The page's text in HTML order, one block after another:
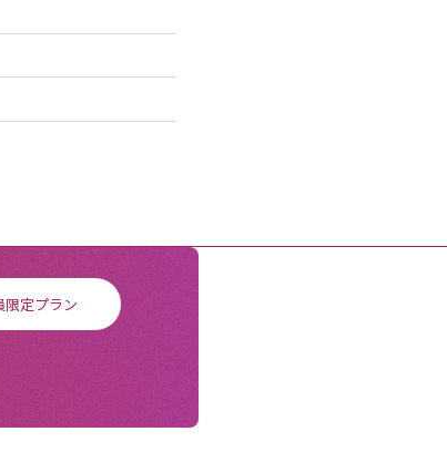
限定プラン